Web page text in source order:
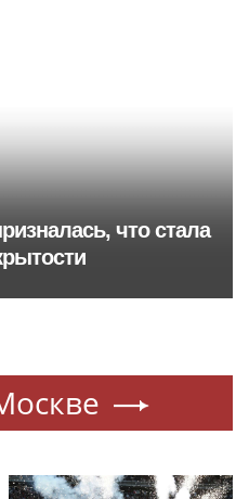
что стала